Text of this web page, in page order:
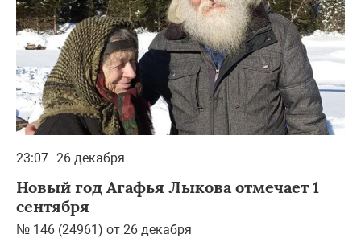
23:07 26 декабря
Новый год Агафья Лыкова отмечает 1
сентября
№ 146 (24961) от 26 декабря